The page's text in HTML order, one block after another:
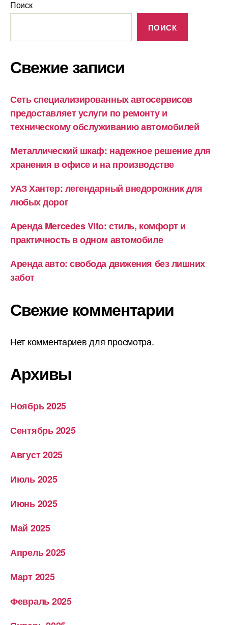
Поиск
ПОИСК
Свежие записи
Сеть специализированных автосервисов
предоставляет услуги по ремонту и
техническому обслуживанию автомобилей
Металлический шкаф: надежное решение для
хранения в офисе и на производстве
УАЗ Хантер: легендарный внедорожник для
любых дорог
Аренда Mercedes Vito: стиль, комфорт и
практичность в одном автомобиле
Аренда авто: свобода движения без лишних
забот
Свежие комментарии
Нет комментариев для просмотра.
Архивы
Ноябрь 2025
Сентябрь 2025
Август 2025
Июль 2025
Июнь 2025
Май 2025
Апрель 2025
Март 2025
Февраль 2025